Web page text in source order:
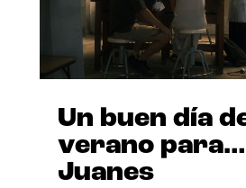
Un buen día
verano
Juanes